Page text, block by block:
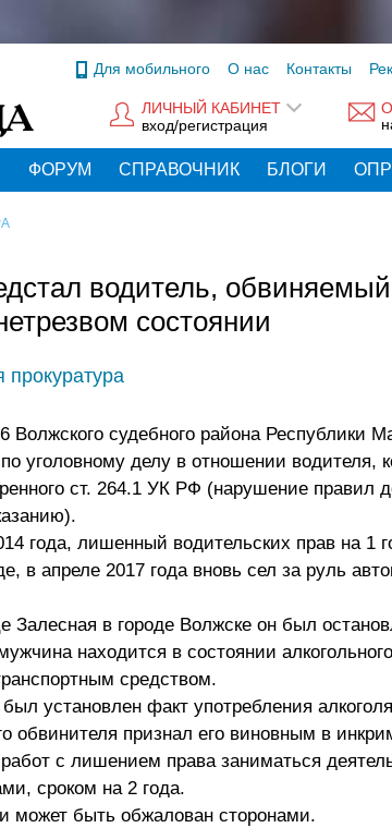
Для мобильного О нас Контакты
ЛИЧНЫЙ КАБИНЕТ
вход/регистрация
ФОРУМ СПРАВОЧНИК БЛОГИ
водитель,
состоянии
Волжского судебного района Республики
уголовному делу в отношении водителя,
ст. 264.1 УК РФ (нарушение правил
года, лишенный водительских прав на 1
в апреле 2017 года вновь сел за руль
Залесная в городе Волжске он был
находится в состоянии
средством.
установлен факт употребления
обвинителя признал его виновным в
с лишением права заниматься
сроком на 2 года.
может быть обжалован сторонами.